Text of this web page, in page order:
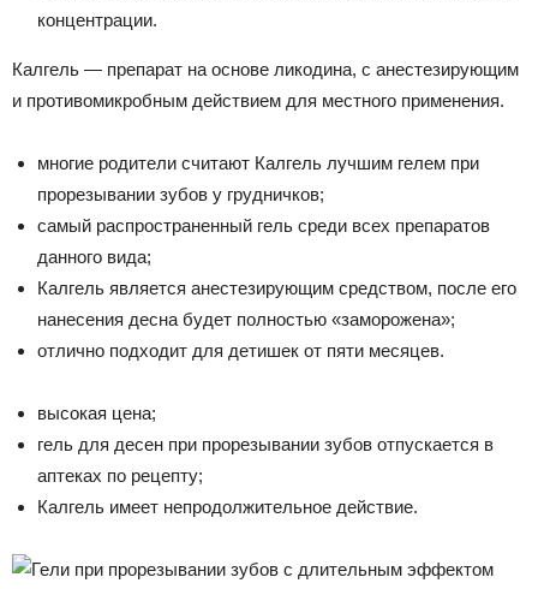
концентрации.
Калгель — препарат на основе ликодина, с анестезирующим
и противомикробным действием для местного применения.
многие родители считают Калгель лучшим гелем при
прорезывании зубов у грудничков;
самый распространенный гель среди всех препаратов
данного вида;
Калгель является анестезирующим средством, после его
нанесения десна будет полностью «заморожена»;
отлично подходит для детишек от пяти месяцев.
высокая цена;
гель для десен при прорезывании зубов отпускается в
аптеках по рецепту;
Калгель имеет непродолжительное действие.